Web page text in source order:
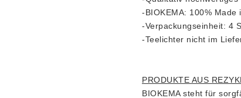
-BIOKEMA: 100% Made
-Verpackungseinheit: 4
-Teelichter nicht im
PRODUKTE AUS
BIOKEMA steht für